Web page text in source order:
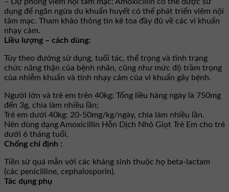
dụng để ngăn ngừa du khuẩn huyết có thể phát triển viêm nội
tâm mạc. Tham khảo thông tin kê toa đầy đủ về các vi khuẩn
nhạy cảm.
Liều lượng – cách dùng:
Tùy theo đường sử dụng, tuổi tác, thể trọng và tình trạng
chức năng thận của bệnh nhân, cũng như mức độ trầm trọng
của nhiễm khuẩn và tính nhạy cảm của vi khuẩn gây bệnh.
Người lớn và trẻ em trên 40kg: Tổng liều hàng ngày là 750mg
đến 3g, chia làm nhiều lần;
Trẻ em dưới 40kg: 20-50mg/kg/ngày, chia làm nhiều lần.
Nên dùng dạng Amoxicillin Hỗn Dịch Nhỏ Giọt Trẻ Em cho trẻ
dưới 6 tháng tuổi.
Chống chỉ định :
Tiền sử quá mẫn với các kháng sinh thuộc họ beta-lactam
(các penicilline, cephalosporin).
Tác dụng phụ